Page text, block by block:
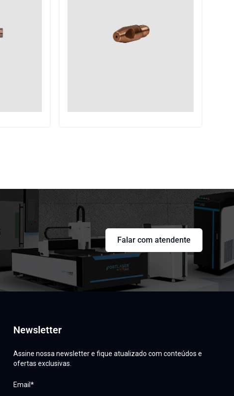
Falar com atendente
Newsletter
Assine nossa newsletter e fique atualizado com conteúdos e
ofertas exclusivas.
Email*